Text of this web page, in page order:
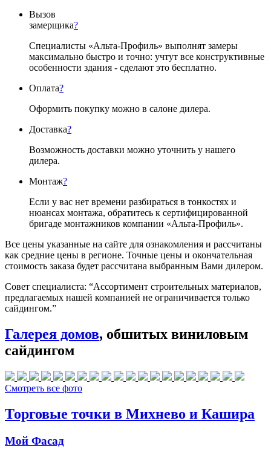
Вызов
замерщика?
Специалисты «Альта-Профиль» выполнят замеры
максимально быстро и точно: учтут все конструктивные
особенности здания - сделают это бесплатно.
Оплата?
Оформить покупку можно в салоне дилера.
Доставка?
Возможность доставки можно уточнить у нашего
дилера.
Монтаж?
Если у вас нет времени разбираться в тонкостях и
нюансах монтажа, обратитесь к сертифицированной
бригаде монтажников компании «Альта-Профиль».
Все цены указанные на сайте для ознакомления и рассчитаны
как средние цены в регионе. Точные цены и окончательная
стоимость заказа будет рассчитана выбранным Вами дилером.
Совет специалиста: “Ассортимент строительных материалов,
предлагаемых нашей компанией не ограничивается только
сайдингом.”
Галерея домов, обшитых виниловым
сайдингом
Смотреть все фото
Торговые точки в Михнево и Кашира
Мой Фасад